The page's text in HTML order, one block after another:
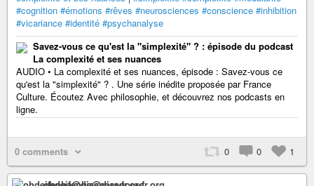
#cognition #émotions #rêves #neurosciences #conscience #inhibition
#vicariance #identité #psychanalyse
Savez-vous ce qu'est la "simplexité" ? : épisode du podcast
La complexité et ses nuances
AUDIO • La complexité et ses nuances, épisode : Savez-vous ce
qu'est la "simplexité" ? . Une série inédite proposée par France
Culture. Écoutez Avec philosophie, et découvrez nos podcasts en
ligne.
0 comments 0 0 1